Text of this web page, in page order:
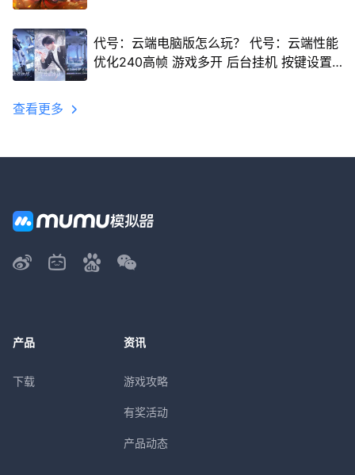
代号：云端电脑版怎么玩？ 代号：云端性能
优化240高帧 游戏多开 后台挂机 按键设置
查看更多
产品
下载
资讯
游戏攻略
有奖活动
产品动态